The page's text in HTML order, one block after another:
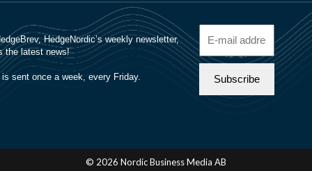
© 2026 Nordic Business Media AB